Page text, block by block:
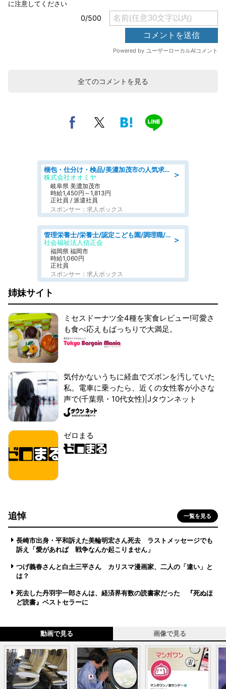
全てのコメントを見る
＞
梱包・仕分け・検品/美濃加茂市の人気求人仕分け/高時給/長期休暇充実
株式会社オオミヤ
岐阜県 美濃加茂市
時給1,450円～1,813円
正社員 / 派遣社員
スポンサー：求人ボックス
＞
管理栄養士/栄養士/認定こども園/調理職/認定こども園/週3日～相談可能
社会福祉法人信正会
福岡県 福岡市
時給1,060円
正社員
スポンサー：求人ボックス
姉妹サイト
ミセスドーナツ全4種を実食レビュー!可愛さ
も食べ応えもばっちりで大満足。
気付かないうちに経血でズボンを汚していた
私。電車に乗ったら、近くの女性客が小さな
声で(千葉県・10代女性)|Jタウンネット
ゼロまる
追悼 一覧を見る
長崎市出身・平和訴えた美輪明宏さん死去 ラストメッセージでも
訴え「愛があれば 戦争なんか起こりません」
つげ義春さんと白土三平さん カリスマ漫画家、二人の「違い」と
は？
死去した丹羽宇一郎さんは、経済界有数の読書家だった 『死ぬほ
ど読書』ベストセラーに
動画で見る 画像で見る